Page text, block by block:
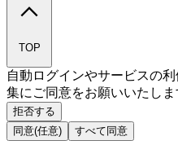
TOP
自動ログインやサービスの
集にご同意をお願いいたしま
拒否する
同意(任意)
すべて同意